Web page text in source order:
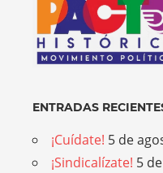
ENTRADAS
¡Cuídate! 5 de
¡Sindicalízate! 5